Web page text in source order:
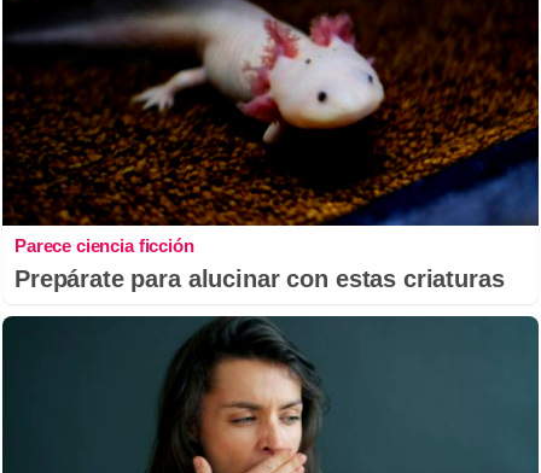
Parece ciencia ficción
Prepárate para alucinar con estas criaturas